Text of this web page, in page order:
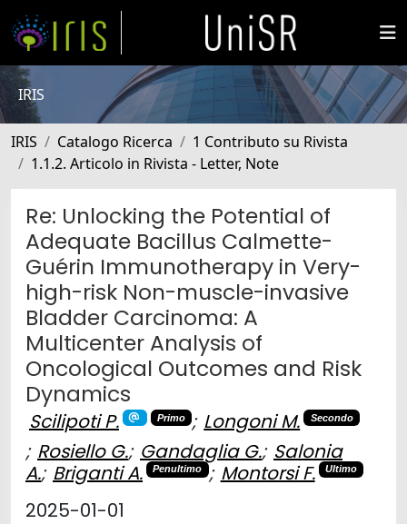
IRIS
IRIS Catalogo Ricerca
1 Contributo su Rivista
1.1.2. Articolo in Rivista - Letter, Note
Re: Unlocking the Potential of
Adequate Bacillus Calmette-
Guérin Immunotherapy in Very-
high-risk Non-muscle-invasive
Bladder Carcinoma: A
Multicenter Analysis of
Oncological Outcomes and Risk
Dynamics
Scilipoti P. Primo ; Longoni M. Secondo
; Rosiello G.; Gandaglia G.; Salonia
A.; Briganti A. Penultimo ; Montorsi F. Ultimo
2025-01-01